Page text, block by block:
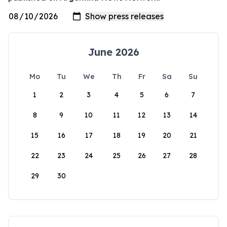
June 2026
Mo Tu We Th Fr Sa
Su
1
2 3 4 5 6 7
8 9 10 11 12 13 14
15 16 17 18 19 20 21
22 23 24 25 26 27 28
29 30